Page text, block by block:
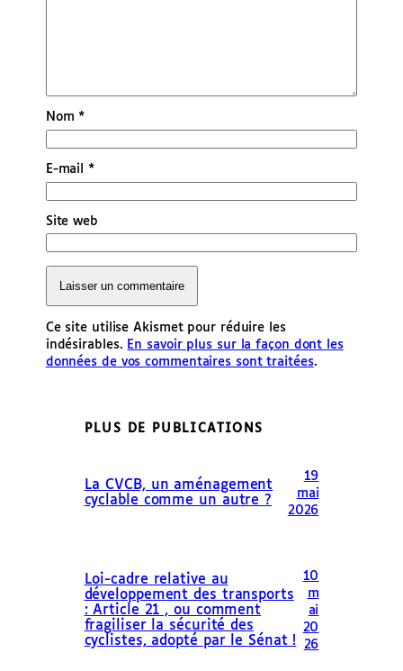
Nom*
E-mail*
Site web
Ce site utilise Akismet pour réduire les
indésirables. En savoir plus sur la façon dont les
données de vos commentaires sont traitées.
PLUS DE PUBLICATIONS
La CVCB, un aménagement
cyclable comme un autre ?
19
mai
2026
Loi-cadre relative au
développement des transports
: Article 21 , ou comment
fragiliser la sécurité des
cyclistes, adopté par le Sénat !
10
m
ai
20
26